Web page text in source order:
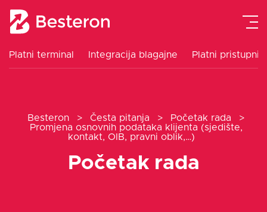
Platni terminal Integracija blagajne Platni pristupnik
Platni pristupnik
Integracija blagajne
Besteron > Česta pitanja > Početak rada
>
Promjena osnovnih podataka klijenta (sjedište,
kontakt, OIB, pravni oblik,…)
Početak rada